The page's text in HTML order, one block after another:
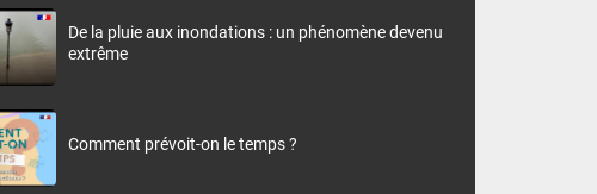
De la pluie aux inondations : un phénomène devenu
extrême
Comment prévoit-on le temps ?